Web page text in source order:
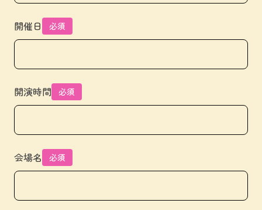
開催日 必須
開演時間 必須
会場名 必須